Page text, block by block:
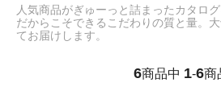
人気商品がぎゅーっと詰まったカタロ
だからこそできるこだわりの質と量。
てお届けします。
6商品中 1-6商